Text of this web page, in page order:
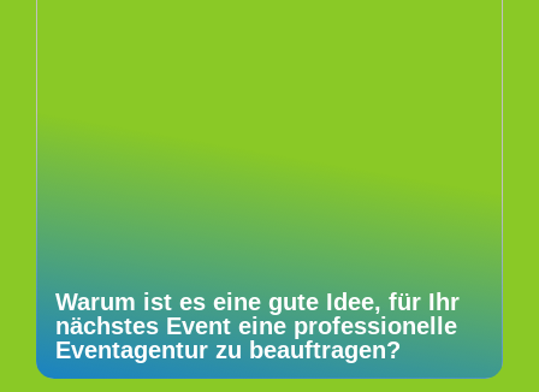
Warum ist es eine gute Idee, für Ihr
nächstes Event eine professionelle
Eventagentur zu beauftragen?